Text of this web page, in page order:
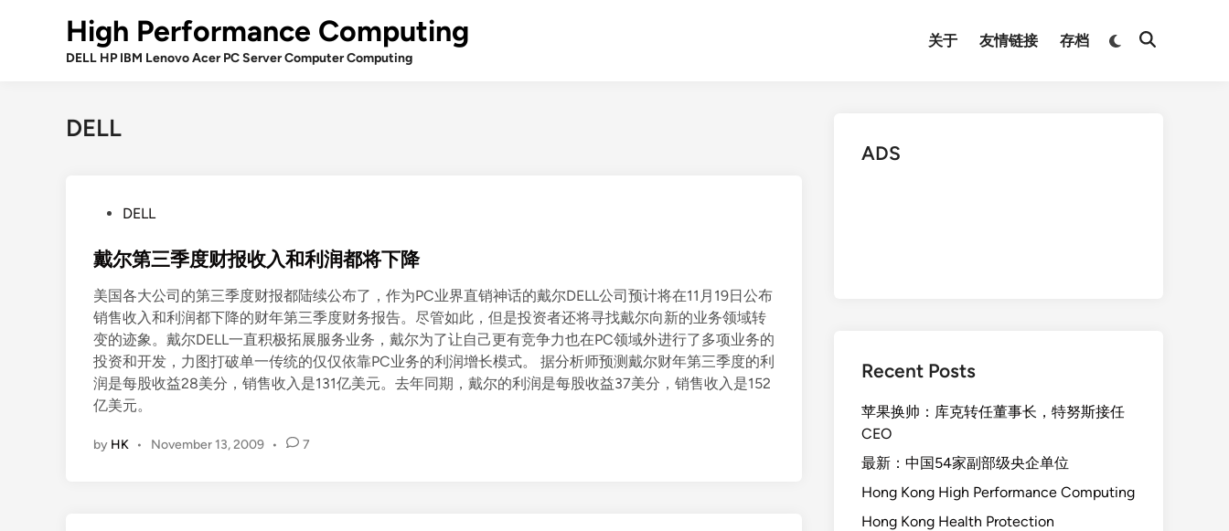
High Performance Computing
DELL HP IBM Lenovo Acer PC Server Computer Computing
关于 友情链接 存档
Switch
Open
DELL
s
e
d
i
n
DELL
戴尔第三季度财报收入和利润都将下降
美国各大公司的第三季度财报都陆续公布了，作为PC业界直销神话的戴尔DELL公司预计将在11月19日公布
销售收入和利润都下降的财年第三季度财务报告。尽管如此，但是投资者还将寻找戴尔向新的业务领域转
变的迹象。戴尔DELL一直积极拓展服务业务，戴尔为了让自己更有竞争力也在PC领域外进行了多项业务的
投资和开发，力图打破单一传统的仅仅依靠PC业务的利润增长模式。 据分析师预测戴尔财年第三季度的利
润是每股收益28美分，销售收入是131亿美元。去年同期，戴尔的利润是每股收益37美分，销售收入是152
亿美元。
by HK • November 13, 2009 • 7
ADS
Recent Posts
苹果换帅：库克转任董事长，特努斯接任
CEO
最新：中国54家副部级央企单位
Hong Kong High Performance Computing
Hong Kong Health Protection